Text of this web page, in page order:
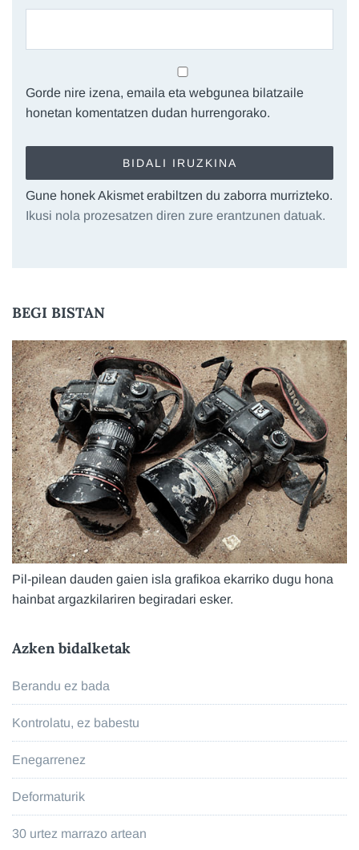
Gorde nire izena, emaila eta webgunea bilatzaile
honetan komentatzen dudan hurrengorako.
Gune honek Akismet erabiltzen du zaborra murrizteko.
Ikusi nola prozesatzen diren zure erantzunen datuak.
BEGI BISTAN
Pil-pilean dauden gaien isla grafikoa ekarriko dugu hona
hainbat argazkilariren begiradari esker.
Azken bidalketak
Berandu ez bada
Kontrolatu, ez babestu
Enegarrenez
Deformaturik
30 urtez marrazo artean